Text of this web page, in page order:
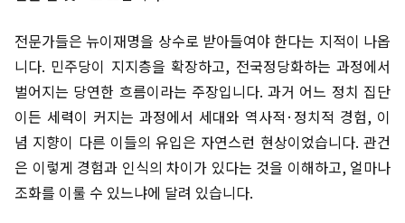
전문가들은 뉴이재명을 상수로 받아들여야 한다는 지적이 나옵
니다. 민주당이 지지층을 확장하고, 전국정당화하는 과정에서
벌어지는 당연한 흐름이라는 주장입니다. 과거 어느 정치 집단
이든 세력이 커지는 과정에서 세대와 역사적·정치적 경험, 이
념 지향이 다른 이들의 유입은 자연스런 현상이었습니다. 관건
은 이렇게 경험과 인식의 차이가 있다는 것을 이해하고, 얼마나
조화를 이룰 수 있느냐에 달려 있습니다.